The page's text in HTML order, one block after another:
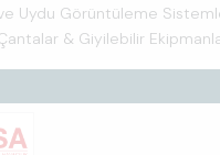
Uydu Görüntüleme
& Giyilebilir